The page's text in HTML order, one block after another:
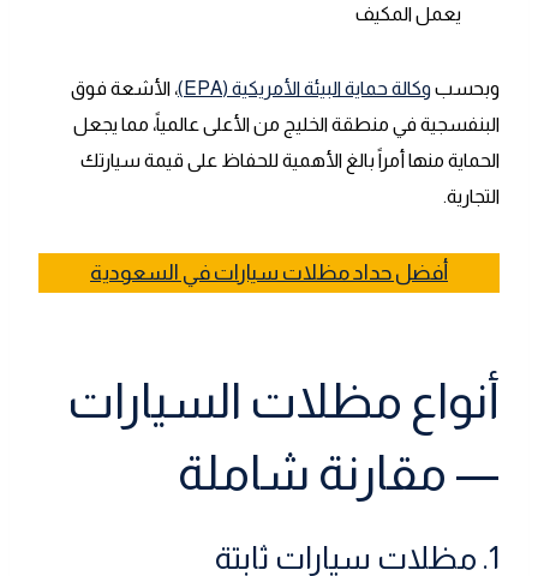
يعمل المكيف
وبحسب وكالة حماية البيئة الأمريكية (EPA)
، الأشعة فوق
البنفسجية في منطقة الخليج من الأعلى عالمياً، مما يجعل
الحماية منها أمراً بالغ الأهمية للحفاظ على قيمة سيارتك
التجارية.
أفضل حداد مظلات سيارات في السعودية
أنواع مظلات السيارات
— مقارنة شاملة
1. مظلات سيارات ثابتة